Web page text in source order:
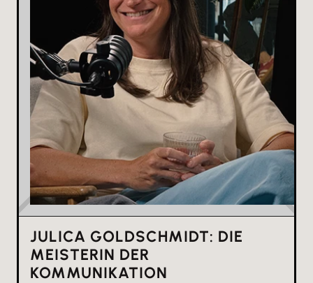
JULICA GOLDSCHMIDT: DIE
MEISTERIN DER
KOMMUNIKATION